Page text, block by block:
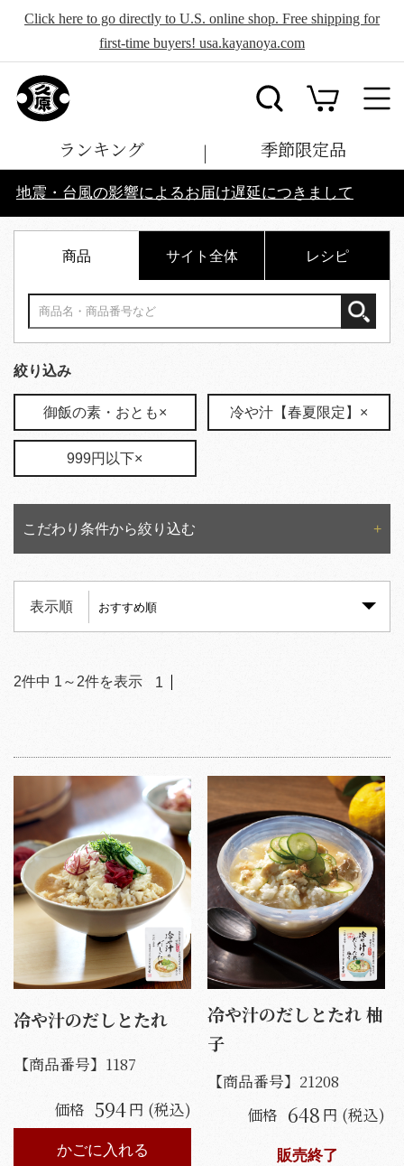
Click here to go directly to U.S. online shop. Free shipping for
first-time buyers! usa.kayanoya.com
ランキング 季節限定品
地震・台風の影響によるお届け遅延につきまして
商品 サイト全体 レシピ
絞り込み
御飯の素・おとも× 冷や汁【春夏限定】×
999円以下×
こだわり条件から絞り込む
表示順
2件中 1 ～ 2件を表示 1
冷や汁のだしとたれ
【商品番号】 1187
価格 594円 (税込)
かごに入れる
冷や汁のだしとたれ 柚
子
【商品番号】 21208
価格 648 円 (税込)
販売終了